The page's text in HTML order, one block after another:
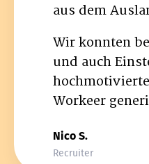
aus dem
Wir konnten
und auch
Workeer
Nico S.
Recruiter